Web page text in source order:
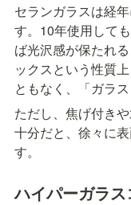
セランガラスは経
す。10年使用して
ば光沢感が保たれ
ックスという性質
ともなく、「ガラ
ただし、焦げ付き
十分だと、徐々に
す。
ハイパーガラ